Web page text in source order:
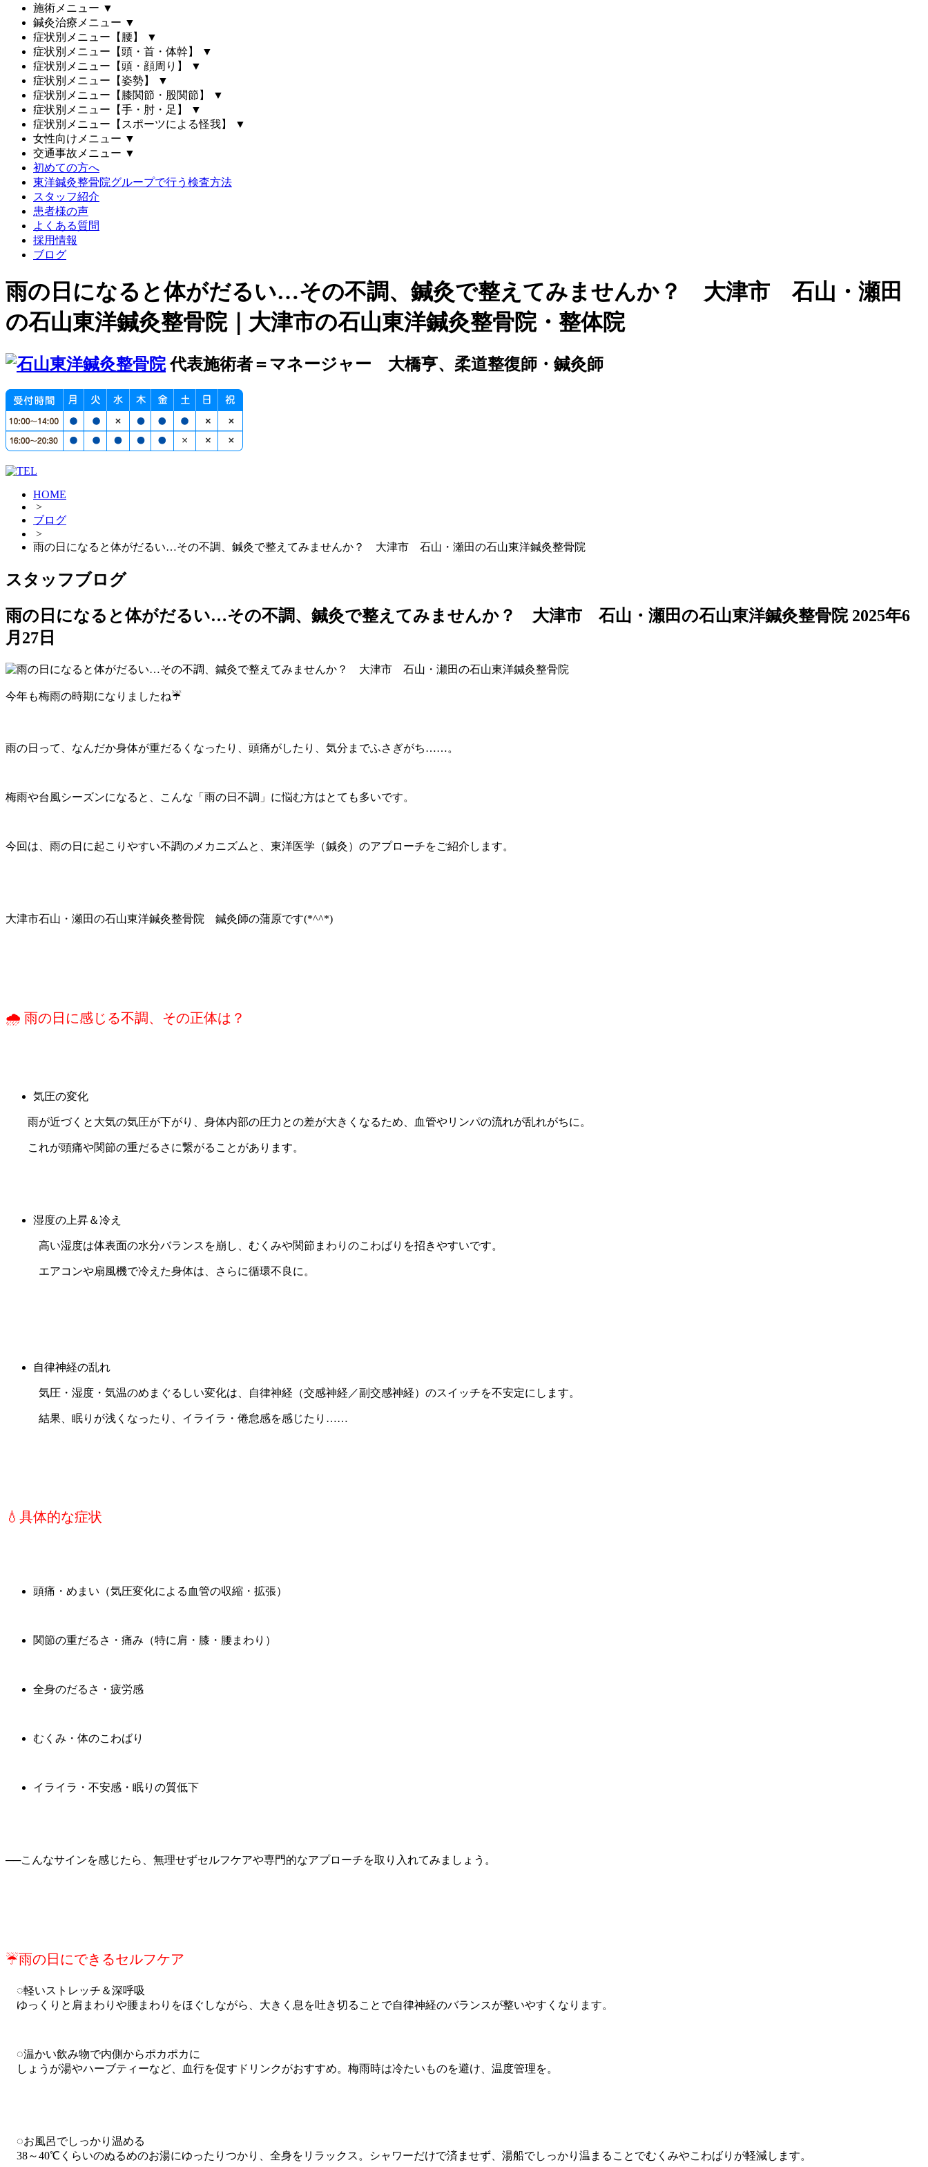
施術メニュー ▼
鍼灸治療メニュー ▼
症状別メニュー【腰】
▼
症状別メニュー【頭・首・体幹】
▼
症状別メニュー【頭・顔周り】
▼
症状別メニュー【姿勢】
▼
症状別メニュー【膝関節・股関節】
▼
症状別メニュー【手・肘・足】
▼
症状別メニュー【スポーツによる怪我】
▼
女性向けメニュー ▼
交通事故メニュー ▼
初めての方へ
東洋鍼灸整骨院グループで行う検査方法
スタッフ紹介
患者様の声
よくある質問
採用情報
ブログ
雨の日になると体がだるい…その不調、鍼灸で整えてみませんか？ 大津市 石山・瀬田
の石山東洋鍼灸整骨院｜大津市の石山東洋鍼灸整骨院・整体院
代表施術者＝マネージャー 大橋亨、柔道整復師・鍼灸師
HOME
>
ブログ
>
雨の日になると体がだるい…その不調、鍼灸で整えてみませんか？ 大津市 石山・瀬田の石山東洋鍼灸整骨院
スタッフブログ
雨の日になると体がだるい…その不調、鍼灸で整えてみませんか？ 大津市 石山・瀬田の石山東洋鍼灸整骨院 2025年6
月27日
今年も梅雨の時期になりましたね☔
雨の日って、なんだか身体が重だるくなったり、頭痛がしたり、気分までふさぎがち……。
梅雨や台風シーズンになると、こんな「雨の日不調」に悩む方はとても多いです。
今回は、雨の日に起こりやすい不調のメカニズムと、東洋医学（鍼灸）のアプローチをご紹介します。
大津市石山・瀬田の石山東洋鍼灸整骨院 鍼灸師の蒲原です(*^^*)
🌧 雨の日に感じる不調、その正体は？
気圧の変化
雨が近づくと大気の気圧が下がり、身体内部の圧力との差が大きくなるため、血管やリンパの流れが乱れがちに。
これが頭痛や関節の重だるさに繋がることがあります。
湿度の上昇＆冷え
高い湿度は体表面の水分バランスを崩し、むくみや関節まわりのこわばりを招きやすいです。
エアコンや扇風機で冷えた身体は、さらに循環不良に。
自律神経の乱れ
気圧・湿度・気温のめまぐるしい変化は、自律神経（交感神経／副交感神経）のスイッチを不安定にします。
結果、眠りが浅くなったり、イライラ・倦怠感を感じたり……
💧具体的な症状
頭痛・めまい（気圧変化による血管の収縮・拡張）
関節の重だるさ・痛み（特に肩・膝・腰まわり）
全身のだるさ・疲労感
むくみ・体のこわばり
イライラ・不安感・眠りの質低下
──こんなサインを感じたら、無理せずセルフケアや専門的なアプローチを取り入れてみましょう。
☔️雨の日にできるセルフケア
◌軽いストレッチ＆深呼吸
ゆっくりと肩まわりや腰まわりをほぐしながら、大きく息を吐き切ることで自律神経のバランスが整いやすくなります。
◌温かい飲み物で内側からポカポカに
しょうが湯やハーブティーなど、血行を促すドリンクがおすすめ。梅雨時は冷たいものを避け、温度管理を。
◌お風呂でしっかり温める
38～40℃くらいのぬるめのお湯にゆったりつかり、全身をリラックス。シャワーだけで済ませず、湯船でしっかり温まることでむくみやこわばりが軽減します。